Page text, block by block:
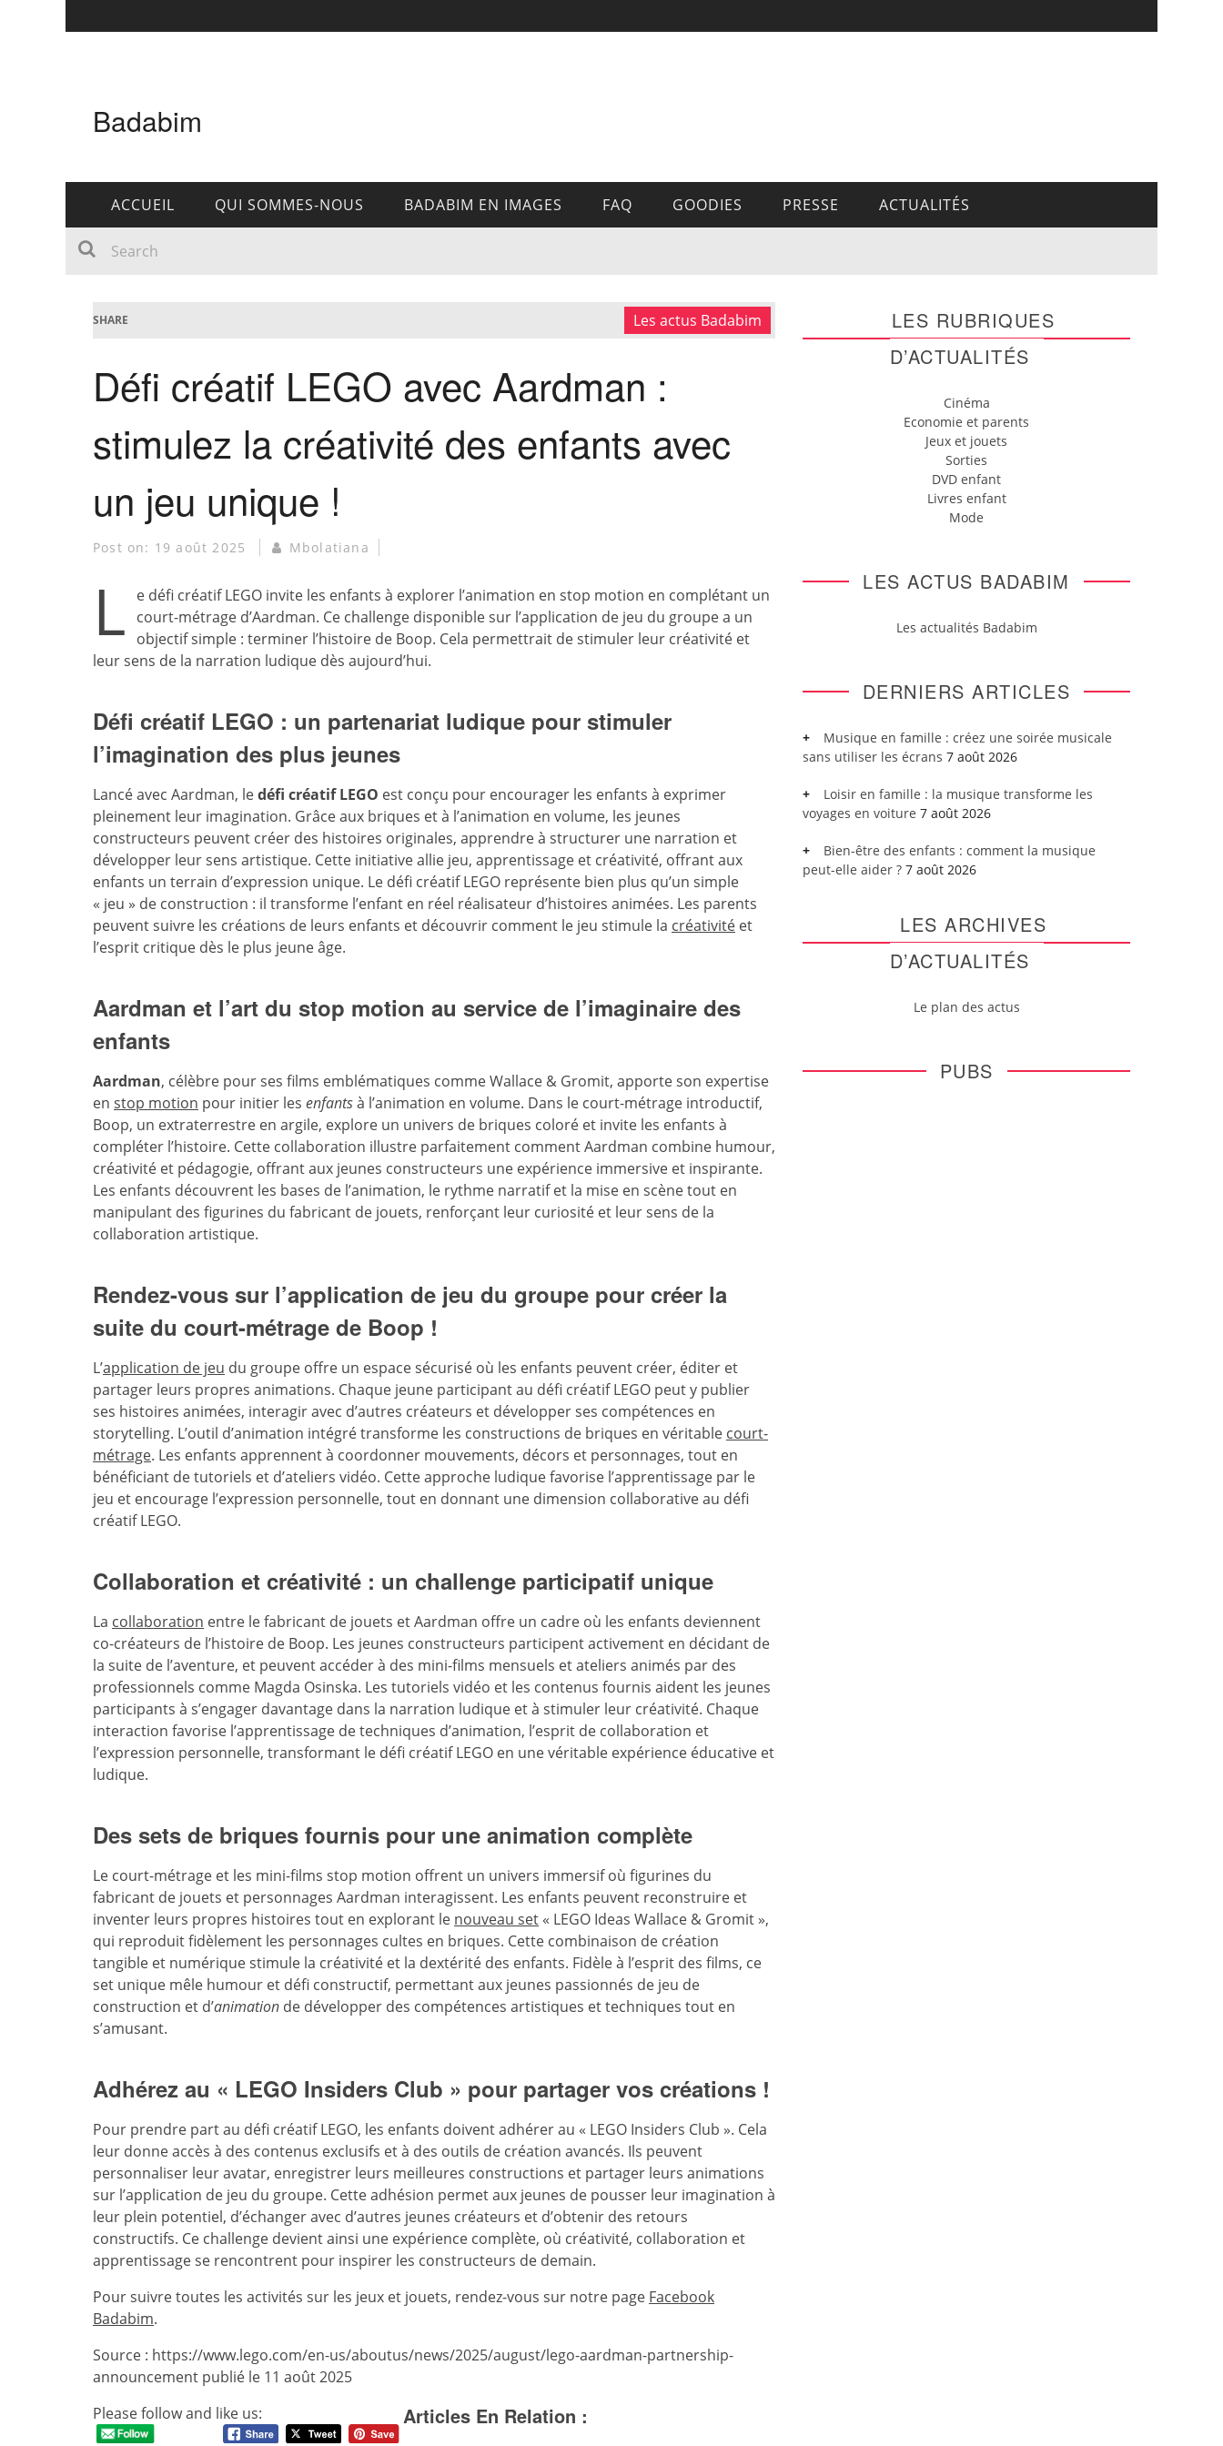
Badabim
ACCUEIL QUI SOMMES-NOUS BADABIM EN IMAGES FAQ GOODIES PRESSE ACTUALITÉS
SHARE Les actus Badabim
Défi créatif LEGO avec Aardman :
stimulez la créativité des enfants avec
un jeu unique !
Post on: 19 août 2025 Mbolatiana
L
e défi créatif LEGO invite les enfants à explorer l’animation en stop motion en complétant un
court-métrage d’Aardman. Ce challenge disponible sur l’application de jeu du groupe a un
objectif simple : terminer l’histoire de Boop. Cela permettrait de stimuler leur créativité et
leur sens de la narration ludique dès aujourd’hui.
Défi créatif LEGO : un partenariat ludique pour stimuler
l’imagination des plus jeunes
Lancé avec Aardman, ledéfi créatif LEGO est conçu pour encourager les enfants à exprimer
pleinement leur imagination. Grâce aux briques et à l’animation en volume, les jeunes
constructeurs peuvent créer des histoires originales, apprendre à structurer une narration et
développer leur sens artistique. Cette initiative allie jeu, apprentissage et créativité, offrant aux
enfants un terrain d’expression unique. Le défi créatif LEGO représente bien plus qu’un simple
« jeu » de construction : il transforme l’enfant en réel réalisateur d’histoires animées. Les parents
peuvent suivre les créations de leurs enfants et découvrir comment le jeu stimule la créativité et
l’esprit critique dès le plus jeune âge.
Aardman et l’art du stop motion au service de l’imaginaire des
enfants
Aardman, célèbre pour ses films emblématiques comme Wallace & Gromit, apporte son expertise
en stop motion pour initier les enfantsà l’animation en volume. Dans le court-métrage introductif,
Boop, un extraterrestre en argile, explore un univers de briques coloré et invite les enfants à
compléter l’histoire. Cette collaboration illustre parfaitement comment Aardman combine humour,
créativité et pédagogie, offrant aux jeunes constructeurs une expérience immersive et inspirante.
Les enfants découvrent les bases de l’animation, le rythme narratif et la mise en scène tout en
manipulant des figurines du fabricant de jouets, renforçant leur curiosité et leur sens de la
collaboration artistique.
Rendez-vous sur l’application de jeu du groupe pour créer la
suite du court-métrage de Boop !
L’application de jeu du groupe offre un espace sécurisé où les enfants peuvent créer, éditer et
partager leurs propres animations. Chaque jeune participant au défi créatif LEGO peut y publier
ses histoires animées, interagir avec d’autres créateurs et développer ses compétences en
storytelling. L’outil d’animation intégré transforme les constructions de briques en véritable court-
métrage. Les enfants apprennent à coordonner mouvements, décors et personnages, tout en
bénéficiant de tutoriels et d’ateliers vidéo. Cette approche ludique favorise l’apprentissage par le
jeu et encourage l’expression personnelle, tout en donnant une dimension collaborative au défi
créatif LEGO.
Collaboration et créativité : un challenge participatif unique
La collaboration entre le fabricant de jouets et Aardman offre un cadre où les enfants deviennent
co-créateurs de l’histoire de Boop. Les jeunes constructeurs participent activement en décidant de
la suite de l’aventure, et peuvent accéder à des mini-films mensuels et ateliers animés par des
professionnels comme Magda Osinska. Les tutoriels vidéo et les contenus fournis aident les jeunes
participants à s’engager davantage dans la narration ludique et à stimuler leur créativité. Chaque
interaction favorise l’apprentissage de techniques d’animation, l’esprit de collaboration et
l’expression personnelle, transformant le défi créatif LEGO en une véritable expérience éducative et
ludique.
Des sets de briques fournis pour une animation complète
Le court-métrage et les mini-films stop motion offrent un univers immersif où figurines du
fabricant de jouets et personnages Aardman interagissent. Les enfants peuvent reconstruire et
inventer leurs propres histoires tout en explorant le nouveau set « LEGO Ideas Wallace & Gromit »,
qui reproduit fidèlement les personnages cultes en briques. Cette combinaison de création
tangible et numérique stimule la créativité et la dextérité des enfants. Fidèle à l’esprit des films, ce
set unique mêle humour et défi constructif, permettant aux jeunes passionnés de jeu de
construction et d’animation de développer des compétences artistiques et techniques tout en
s’amusant.
Adhérez au « LEGO Insiders Club » pour partager vos créations !
Pour prendre part au défi créatif LEGO, les enfants doivent adhérer au « LEGO Insiders Club ». Cela
leur donne accès à des contenus exclusifs et à des outils de création avancés. Ils peuvent
personnaliser leur avatar, enregistrer leurs meilleures constructions et partager leurs animations
sur l’application de jeu du groupe. Cette adhésion permet aux jeunes de pousser leur imagination à
leur plein potentiel, d’échanger avec d’autres jeunes créateurs et d’obtenir des retours
constructifs. Ce challenge devient ainsi une expérience complète, où créativité, collaboration et
apprentissage se rencontrent pour inspirer les constructeurs de demain.
Pour suivre toutes les activités sur les jeux et jouets, rendez-vous sur notre page Facebook
Badabim.
Source : https://www.lego.com/en-us/aboutus/news/2025/august/lego-aardman-partnership-
announcement publié le 11 août 2025
Please follow and like us:
Articles En Relation :
LES RUBRIQUES
D’ACTUALITÉS
Cinéma
Economie et parents
Jeux et jouets
Sorties
DVD enfant
Livres enfant
Mode
LES ACTUS BADABIM
Les actualités Badabim
DERNIERS ARTICLES
Musique en famille : créez une soirée musicale
sans utiliser les écrans 7 août 2026
Loisir en famille : la musique transforme les
voyages en voiture 7 août 2026
Bien-être des enfants : comment la musique
peut-elle aider ? 7 août 2026
LES ARCHIVES
D’ACTUALITÉS
Le plan des actus
PUBS